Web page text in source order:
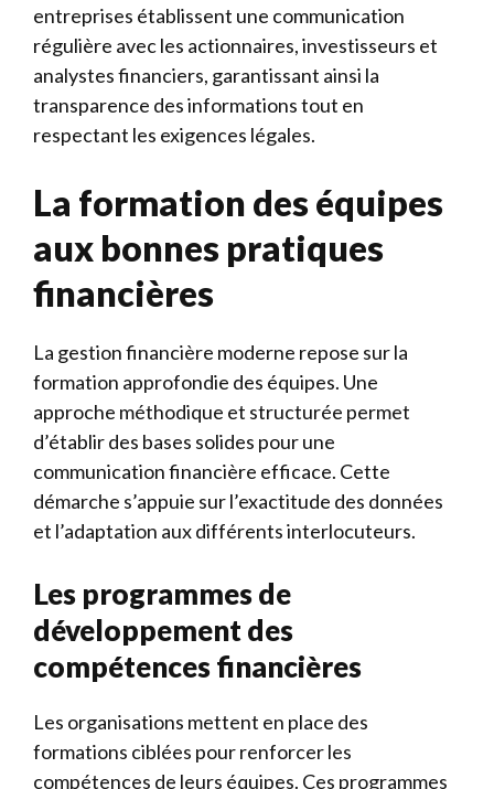
entreprises établissent une communication
régulière avec les actionnaires, investisseurs et
analystes financiers, garantissant ainsi la
transparence des informations tout en
respectant les exigences légales.
La formation des équipes
aux bonnes pratiques
financières
La gestion financière moderne repose sur la
formation approfondie des équipes. Une
approche méthodique et structurée permet
d’établir des bases solides pour une
communication financière efficace. Cette
démarche s’appuie sur l’exactitude des données
et l’adaptation aux différents interlocuteurs.
Les programmes de
développement des
compétences financières
Les organisations mettent en place des
formations ciblées pour renforcer les
compétences de leurs équipes. Ces programmes